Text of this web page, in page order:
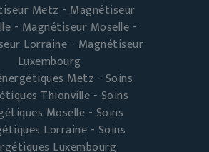
Metz - Magnétiseur
- Magnétiseur Moselle -
Lorraine - Magnétiseur
Luxembourg
Metz - Soins
Thionville - Soins
Moselle - Soins
Lorraine - Soins
Luxembourg